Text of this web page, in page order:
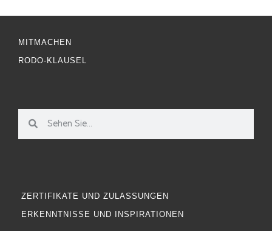
MITMACHEN
RODO-KLAUSEL
ZERTIFIKATE UND ZULASSUNGEN
ERKENNTNISSE UND INSPIRATIONEN